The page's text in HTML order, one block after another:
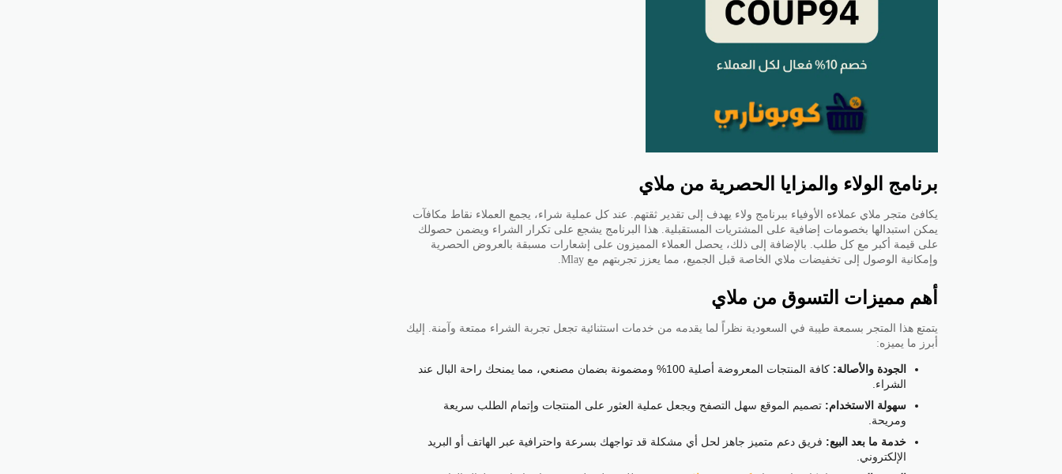
برنامج الولاء والمزايا الحصرية من ملاي
يكافئ متجر ملاي عملاءه الأوفياء ببرنامج ولاء يهدف إلى تقدير ثقتهم. عند كل عملية شراء، يجمع العملاء نقاط مكافآت
يمكن استبدالها بخصومات إضافية على المشتريات المستقبلية. هذا البرنامج يشجع على تكرار الشراء ويضمن حصولك
على قيمة أكبر مع كل طلب. بالإضافة إلى ذلك، يحصل العملاء المميزون على إشعارات مسبقة بالعروض الحصرية
وإمكانية الوصول إلى تخفيضات ملاي الخاصة قبل الجميع، مما يعزز تجربتهم مع Mlay.
أهم مميزات التسوق من ملاي
يتمتع هذا المتجر بسمعة طيبة في السعودية نظراً لما يقدمه من خدمات استثنائية تجعل تجربة الشراء ممتعة وآمنة. إليك
أبرز ما يميزه:
الجودة والأصالة:
كافة المنتجات المعروضة أصلية 100% ومضمونة بضمان مصنعي، مما يمنحك راحة البال عند
الشراء.
سهولة الاستخدام: تصميم الموقع سهل التصفح ويجعل عملية العثور على المنتجات وإتمام الطلب سريعة
ومريحة.
خدمة ما بعد البيع: فريق دعم متميز جاهز لحل أي مشكلة قد تواجهك بسرعة واحترافية عبر الهاتف أو البريد
الإلكتروني.